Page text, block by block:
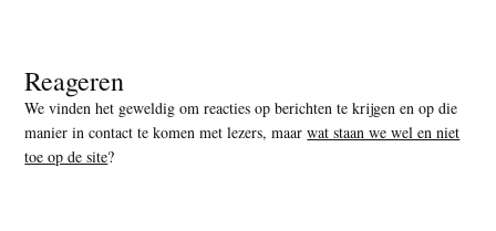
Reageren
We vinden het geweldig om reacties op berichten te krijgen en op die
manier in contact te komen met lezers, maarwat staan we wel en niet
toe op de site?